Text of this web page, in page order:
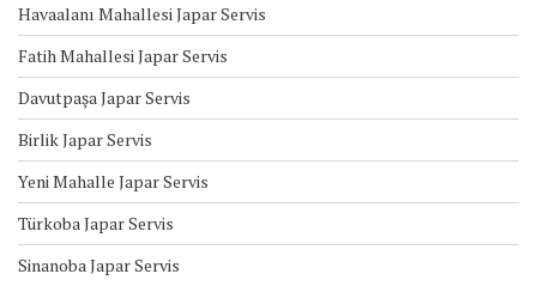
Havaalanı Mahallesi Japar Servis
Fatih Mahallesi Japar Servis
Davutpaşa Japar Servis
Birlik Japar Servis
Yeni Mahalle Japar Servis
Türkoba Japar Servis
Sinanoba Japar Servis